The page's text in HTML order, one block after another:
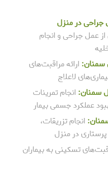
جراحی در منزل
عمل جراحی و انجام
سمنان: ارائه مراقبت‌های
لاعلاج
سمنان: انجام تمرینات
عملکرد جسمی بیمار
انجام تزریقات،
در منزل
تسکینی به بیماران